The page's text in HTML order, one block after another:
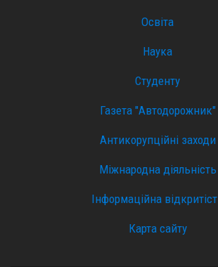
Освіта
Наука
Студенту
Газета "Автодорожник"
Антикорупційні заходи
Міжнародна діяльність
Інформаційна
Карта сайту